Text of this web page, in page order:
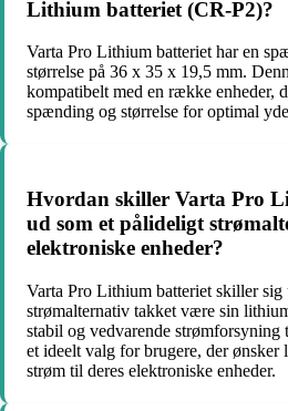
Lithium batteriet (CR-P2)?
Varta Pro Lithium batteriet har en
størrelse på 36 x 35 x 19,5 mm.
kompatibelt med en række enheder,
spænding og størrelse for optimal
Hvordan skiller Varta Pro
ud som et pålideligt
elektroniske enheder?
Varta Pro Lithium batteriet skiller sig
strømalternativ takket være sin
stabil og vedvarende strømforsyning
et ideelt valg for brugere, der
strøm til deres elektroniske enheder.